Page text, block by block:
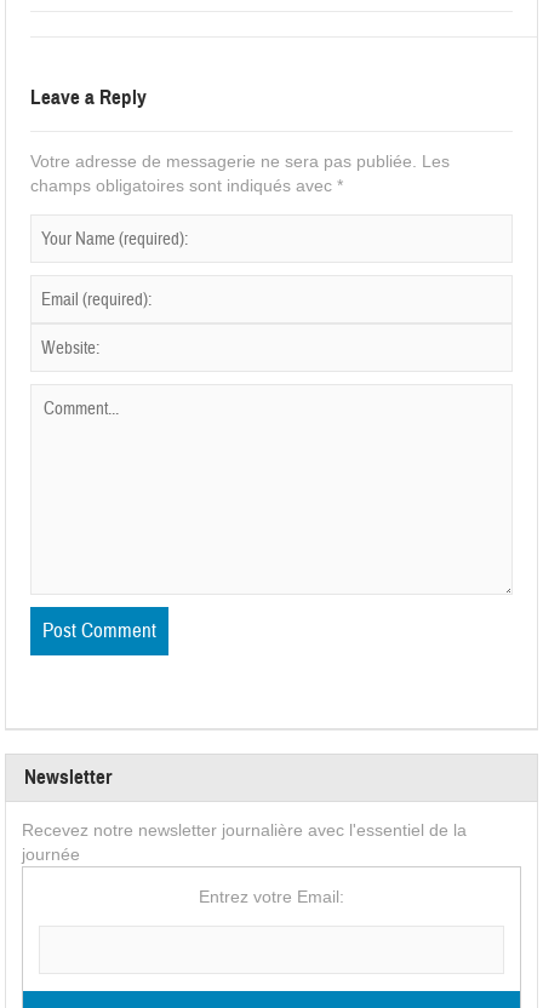
Leave a Reply
Votre adresse de messagerie ne sera pas publiée. Les
champs obligatoires sont indiqués avec*
Newsletter
Recevez notre newsletter journalière avec l'essentiel de la
journée
Entrez votre Email: